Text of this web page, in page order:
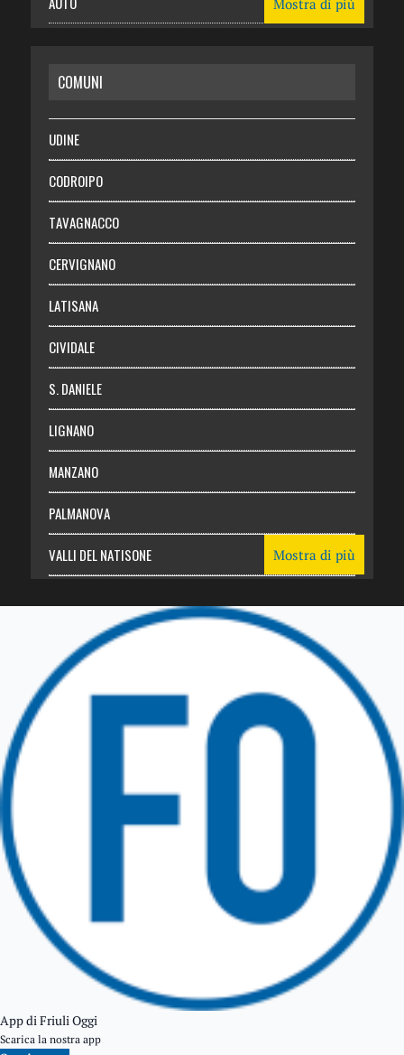
RISPARMIO
SALUTE
Necrologie
Chi siamo
Abbonati
Login
Mostra di più
COMUNI
UDINE
CODROIPO
TAVAGNACCO
CERVIGNANO
LATISANA
CIVIDALE
S. DANIELE
LIGNANO
MANZANO
PALMANOVA
VALLI DEL NATISONE
TRICESIMO
TARCENTO
GEMONA DEL FRIULI
Mostra di più
App di Friuli Oggi
Scarica la nostra app